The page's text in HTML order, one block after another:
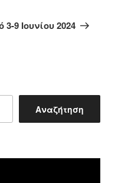
9 Ιουνίου 2024
Αναζήτηση